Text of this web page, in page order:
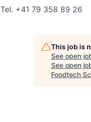
Tel. +41 79 358 89 26
This job is
See open
See open
Foodtech